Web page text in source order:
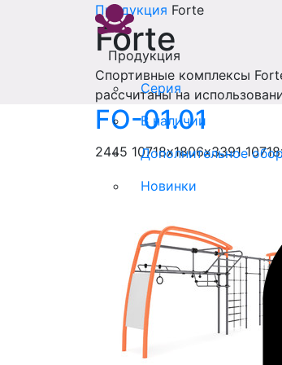
Продукция
Серия
В наличии
Дополнительное
Новинки
Продукция Forte
Forte
Спортивные комплексы
рассчитаны на
FO-01.01
2445 10718х1806х3391